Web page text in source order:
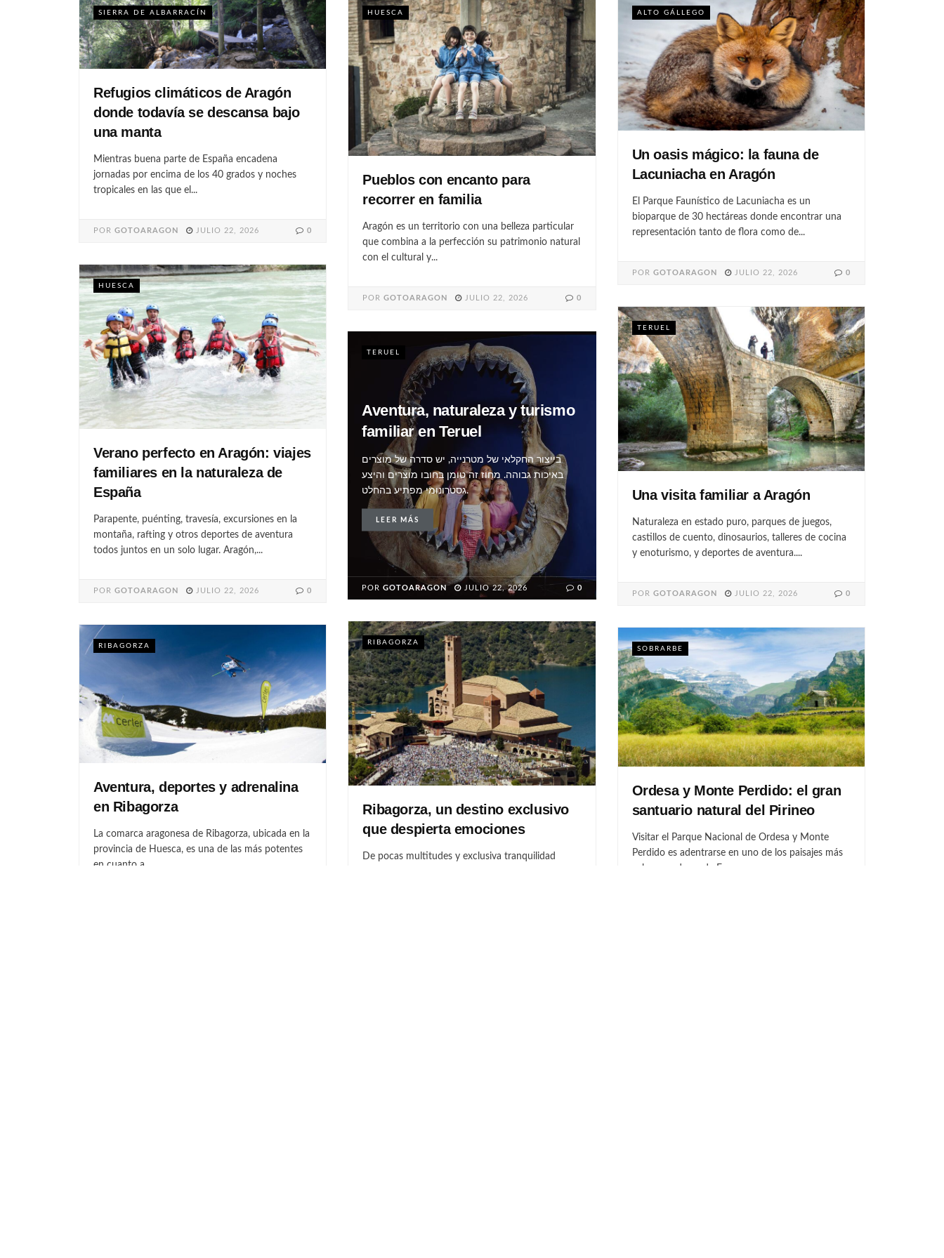
SIERRA DE ALBARRACÍN
Refugios climáticos de Aragón
donde todavía se descansa bajo
una manta
Mientras buena parte de España encadena
jornadas por encima de los 40 grados y noches
tropicales en las que el...
POR GOTOARAGON JULIO 22, 2026 0
HUESCA
Pueblos con encanto para
recorrer en familia
Aragón es un territorio con una belleza particular
que combina a la perfección su patrimonio natural
con el cultural y...
POR GOTOARAGON JULIO 22, 2026 0
ALTO GÁLLEGO
Un oasis mágico: la fauna de
Lacuniacha en Aragón
El Parque Faunístico de Lacuniacha es un
bioparque de 30 hectáreas donde encontrar una
representación tanto de flora como de...
POR GOTOARAGON JULIO 22, 2026 0
HUESCA
Verano perfecto en Aragón: viajes
familiares en la naturaleza de
España
Parapente, puénting, travesía, excursiones en la
montaña, rafting y otros deportes de aventura
todos juntos en un solo lugar. Aragón,...
POR GOTOARAGON JULIO 22, 2026 0
TERUEL
Una visita familiar a Aragón
Naturaleza en estado puro, parques de juegos,
castillos de cuento, dinosaurios, talleres de cocina
y enoturismo, y deportes de aventura....
POR GOTOARAGON JULIO 22, 2026 0
TERUEL
Aventura, naturaleza y turismo
familiar en Teruel
בייצור החקלאי של מטרנייה, יש סדרה של מוצרים
באיכות גבוהה. מחוז זה טומן בחובו מוצרים והיצע
גסטרונומי מפתיע בהחלט.
LEER MÁS
POR GOTOARAGON JULIO 22, 2026 0
RIBAGORZA
Ribagorza, un destino exclusivo
que despierta emociones
De pocas multitudes y exclusiva tranquilidad
RIBAGORZA
Aventura, deportes y adrenalina
en Ribagorza
La comarca aragonesa de Ribagorza, ubicada en la
provincia de Huesca, es una de las más potentes
en cuanto a...
SOBRARBE
Ordesa y Monte Perdido: el gran
santuario natural del Pirineo
Visitar el Parque Nacional de Ordesa y Monte
Perdido es adentrarse en uno de los paisajes más
sobrecogedores de Europa:...